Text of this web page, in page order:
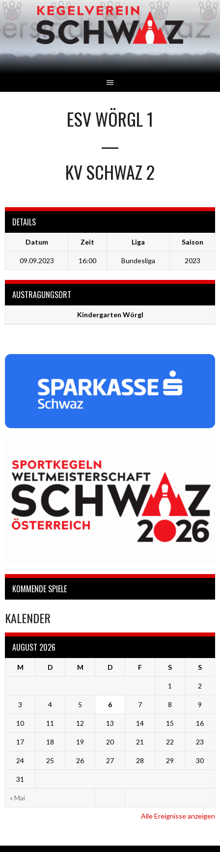
Springe
zum
Inhalt
ESV WÖRGL 1
—
KV SCHWAZ 2
DETAILS
Datum Zeit Liga Saison
09.09.2023 16:00 Bundesliga 2023
AUSTRAGUNGSORT
Kindergarten Wörgl
KOMMENDE SPIELE
KALENDER
AUGUST 2026
M D M D F S S
« Mai
1 2
3 4 5 6 7 8 9
10 11 12 13 14 15 16
17 18 19 20 21 22 23
24 25 26 27 28 29 30
31
Alle Ereignisse anzeigen